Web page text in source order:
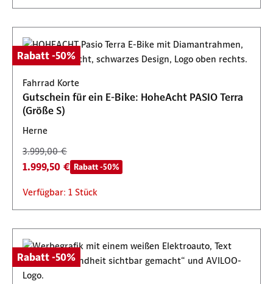
Rabatt -50%
Fahrrad Korte
Gutschein für ein E-Bike: HoheAcht PASIO Terra
(Größe S)
Herne
3.999,00 €
1.999,50 € Rabatt -50%
Verfügbar: 1 Stück
Rabatt -50%